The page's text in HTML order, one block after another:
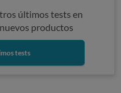
últimos tests en
productos
tests